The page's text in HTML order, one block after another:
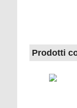
Prodotti